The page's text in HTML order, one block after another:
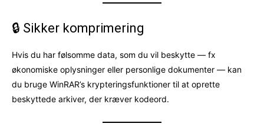
🔒 Sikker komprimering
Hvis du har følsomme data, som du vil beskytte — fx
økonomiske oplysninger eller personlige dokumenter — kan
du bruge WinRAR’s krypteringsfunktioner til at oprette
beskyttede arkiver, der kræver kodeord.